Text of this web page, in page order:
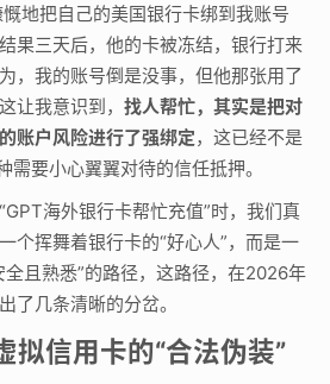
地把自己的美国银行卡绑到我账号
果三天后，他的卡被冻结，银行打来
，我的账号倒是没事，但他那张用了
让我意识到， 找人帮忙，其实是把对
账户风险进行了强绑定，这已经不是
需要小心翼翼对待的信任抵押。
海外银行卡帮忙充值”时，我们真
个挥舞着银行卡的“好心人”，而是一
且熟悉”的路径，这路径，在2026年
了几条清晰的分岔。
拟信用卡的“合法伪装”